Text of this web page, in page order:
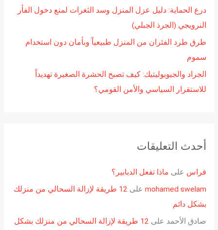
درع الحماية: دليل عزل المنزل وسد الثغرات لمنع دخول الفأر
النرويجي (الجرذ الجبلي)
طرق طرد الفئران من المنزل طبيعياً وبأمان دون استخدام
سموم
الجراد والجيوبوليتيك: كيف تصبح الحشرة الصغيرة تهديداً
للاستقرار السياسي والأمن القومي؟
أحدث التعليقات
فراس على ماذا تفعل الدبابير؟
mohamed swelamعلى
12 طريقة لإزالة السحالي من منزلك
بشكل دائم
صادق الأحمد على
12 طريقة لإزالة السحالي من منزلك بشكل